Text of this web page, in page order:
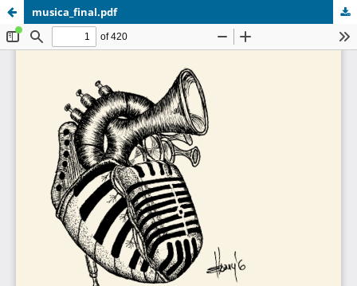
musica_final.pdf